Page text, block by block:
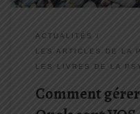
ACTUALITÉS
LES ARTICLES DE LA
LES LIVRES DE LA
Comment